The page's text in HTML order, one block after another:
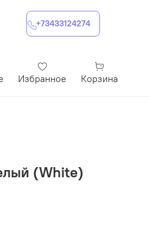
+73433124274
Избранное Корзина
(White)